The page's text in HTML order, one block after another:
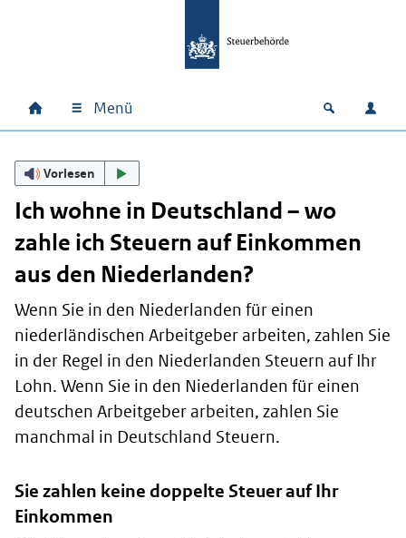
Hauptnavigation
Home Menü Open
Vorlesen
Ich wohne in Deutschland – wo
zahle ich Steuern auf Einkommen
aus den Niederlanden?
Wenn Sie in den Niederlanden für einen
niederländischen Arbeitgeber arbeiten, zahlen Sie
in der Regel in den Niederlanden Steuern auf Ihr
Lohn. Wenn Sie in den Niederlanden für einen
deutschen Arbeitgeber arbeiten, zahlen Sie
manchmal in Deutschland Steuern.
Sie zahlen keine doppelte Steuer auf Ihr
Einkommen